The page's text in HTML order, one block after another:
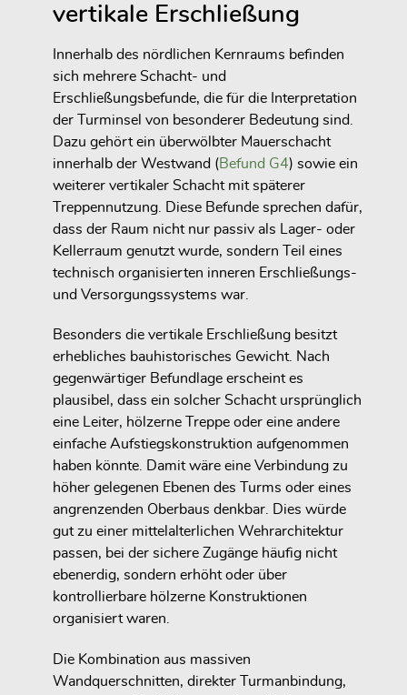
vertikale Erschließung
Innerhalb des nördlichen Kernraums befinden
sich mehrere Schacht- und
Erschließungsbefunde, die für die Interpretation
der Turminsel von besonderer Bedeutung sind.
Dazu gehört ein überwölbter Mauerschacht
innerhalb der Westwand (Befund G4) sowie ein
weiterer vertikaler Schacht mit späterer
Treppennutzung. Diese Befunde sprechen dafür,
dass der Raum nicht nur passiv als Lager- oder
Kellerraum genutzt wurde, sondern Teil eines
technisch organisierten inneren Erschließungs-
und Versorgungssystems war.
Besonders die vertikale Erschließung besitzt
erhebliches bauhistorisches Gewicht. Nach
gegenwärtiger Befundlage erscheint es
plausibel, dass ein solcher Schacht ursprünglich
eine Leiter, hölzerne Treppe oder eine andere
einfache Aufstiegskonstruktion aufgenommen
haben könnte. Damit wäre eine Verbindung zu
höher gelegenen Ebenen des Turms oder eines
angrenzenden Oberbaus denkbar. Dies würde
gut zu einer mittelalterlichen Wehrarchitektur
passen, bei der sichere Zugänge häufig nicht
ebenerdig, sondern erhöht oder über
kontrollierbare hölzerne Konstruktionen
organisiert waren.
Die Kombination aus massiven
Wandquerschnitten, direkter Turmanbindung,